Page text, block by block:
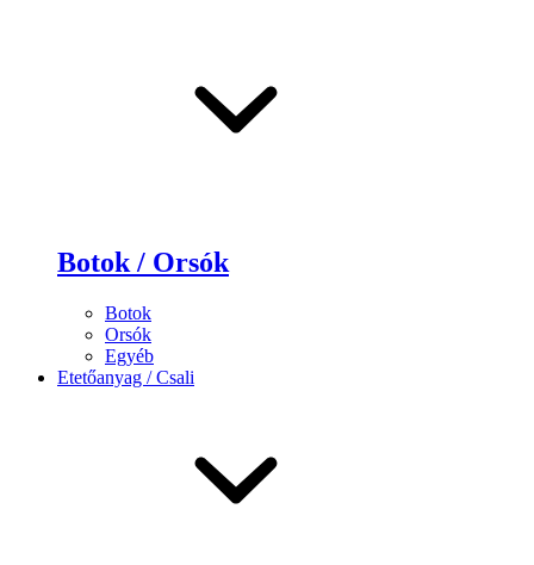
Botok / Orsók
Botok
Orsók
Egyéb
Etetőanyag / Csali